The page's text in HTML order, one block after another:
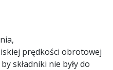
prędkości obrotowej
składniki nie były do